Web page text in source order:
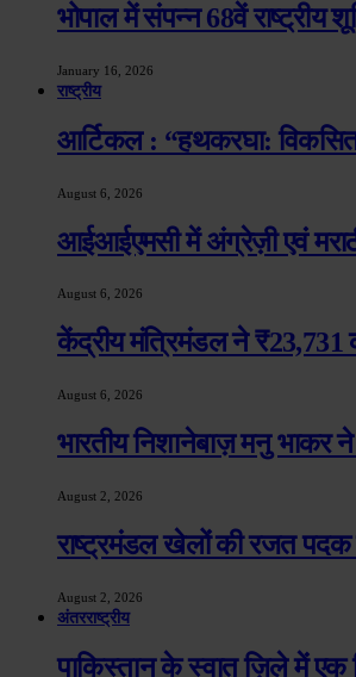
भोपाल में संपन्न 68वें राष्ट्रीय
January 16, 2026
राष्ट्रीय
आर्टिकल : “हथकरघा: विकसित
August 6, 2026
आईआईएमसी में अंग्रेज़ी एवं
August 6, 2026
केंद्रीय मंत्रिमंडल ने ₹23,731
August 6, 2026
भारतीय निशानेबाज़ मनु भाकर
August 2, 2026
राष्ट्रमंडल खेलों की रजत पदक
August 2, 2026
अंतरराष्ट्रीय
पाकिस्तान के स्वात ज़िले में एक